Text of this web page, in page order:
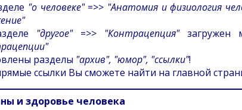
"о человеке"=>> "Анатомия и физиология
"другое"=>> "Контрацепция"загружен
разделы "архив", "юмор", "ссылки"!
ссылки Вы сможете найти на главной
и здоровье человека